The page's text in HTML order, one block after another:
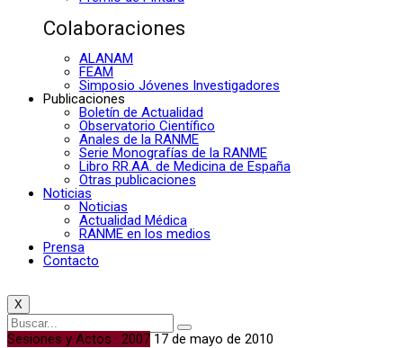
Colaboraciones
ALANAM
FEAM
Simposio Jóvenes Investigadores
Publicaciones
Boletín de Actualidad
Observatorio Científico
Anales de la RANME
Serie Monografías de la RANME
Libro RR.AA. de Medicina de España
Otras publicaciones
Noticias
Noticias
Actualidad Médica
RANME en los medios
Prensa
Contacto
X
Sesiones y Actos · 2007 17 de mayo de 2010